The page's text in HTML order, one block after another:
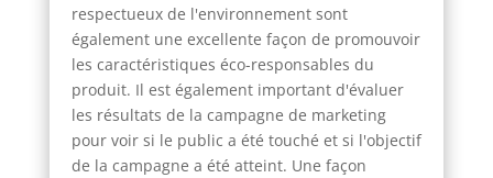
respectueux de l'environnement sont
également une excellente façon de promouvoir
les caractéristiques éco-responsables du
produit. Il est également important d'évaluer
les résultats de la campagne de marketing
pour voir si le public a été touché et si l'objectif
de la campagne a été atteint. Une façon